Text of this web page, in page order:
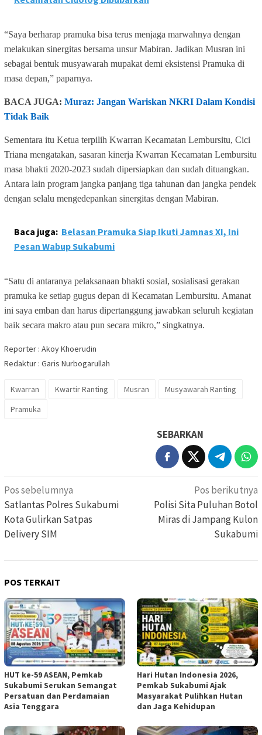
“Saya berharap pramuka bisa terus menjaga marwahnya dengan
melakukan sinergitas bersama unsur Mabiran. Jadikan Musran ini
sebagai bentuk musyawarah mupakat demi eksistensi Pramuka di
masa depan,” paparnya.
BACA JUGA: Muraz: Jangan Wariskan NKRI Dalam Kondisi
Tidak Baik
Sementara itu Ketua terpilih Kwarran Kecamatan Lembursitu, Cici
Triana mengatakan, sasaran kinerja Kwarran Kecamatan Lembursitu
masa bhakti 2020-2023 sudah dipersiapkan dan sudah dituangkan.
Antara lain program jangka panjang tiga tahunan dan jangka pendek
dengan selalu mengedepankan sinergitas dengan Mabiran.
Baca juga: Belasan Pramuka Siap Ikuti Jamnas XI, Ini
Pesan Wabup Sukabumi
“Satu di antaranya pelaksanaan bhakti sosial, sosialisasi gerakan
pramuka ke setiap gugus depan di Kecamatan Lembursitu. Amanat
ini saya emban dan harus dipertanggung jawabkan seluruh kegiatan
baik secara makro atau pun secara mikro,” singkatnya.
Reporter : Akoy Khoerudin
Redaktur : Garis Nurbogarullah
Kwarran Kwartir Ranting Musran
Musyawarah Ranting
Pramuka
SEBARKAN
Navigasi
pos
Pos sebelumnya
Satlantas Polres Sukabumi
Kota Gulirkan Satpas
Delivery SIM
Pos berikutnya
Polisi Sita Puluhan Botol
Miras di Jampang Kulon
Sukabumi
POS TERKAIT
HUT ke-59 ASEAN, Pemkab
Sukabumi Serukan Semangat
Persatuan dan Perdamaian
Asia Tenggara
Hari Hutan Indonesia 2026,
Pemkab Sukabumi Ajak
Masyarakat Pulihkan Hutan
dan Jaga Kehidupan